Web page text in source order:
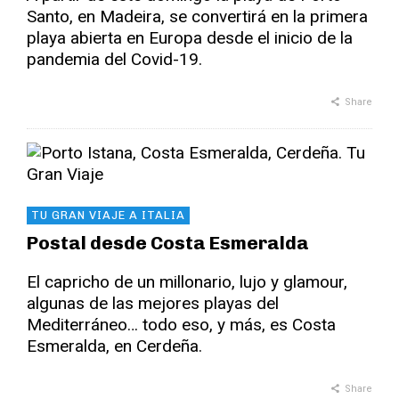
Santo, en Madeira, se convertirá en la primera
playa abierta en Europa desde el inicio de la
pandemia del Covid-19.
Share
TU GRAN VIAJE A ITALIA
Postal desde Costa Esmeralda
El capricho de un millonario, lujo y glamour,
algunas de las mejores playas del
Mediterráneo… todo eso, y más, es Costa
Esmeralda, en Cerdeña.
Share